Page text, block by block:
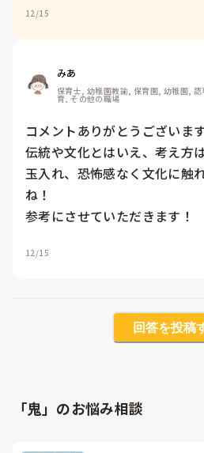
12/15
みあ
保育士, 幼稚園教諭, 保育園, 幼稚園,
育, その他の職場
コメントありがとうございま
伝統や文化とはいえ、考え方
玉入れ、恐怖感なく文化に触
ね！
参考にさせていただきます！
12/15
回答を投稿
「鬼」のお悩み相談